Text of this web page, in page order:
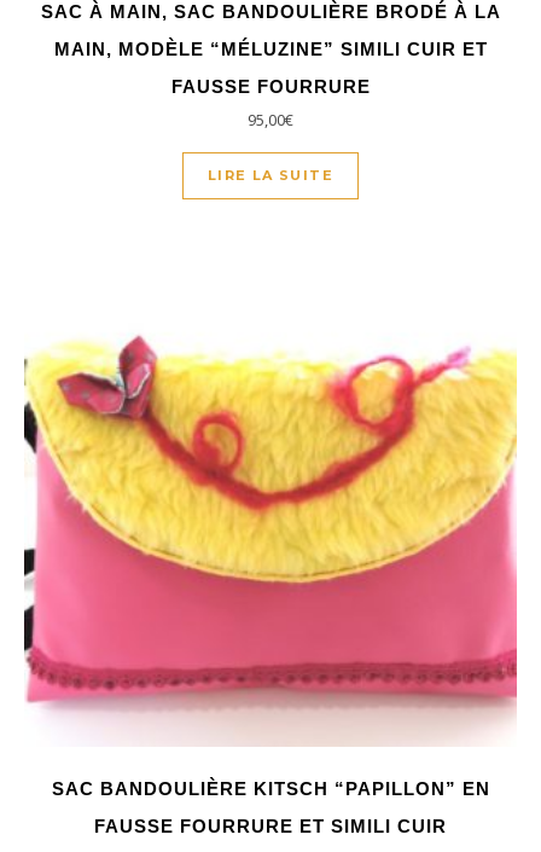
SAC À MAIN, SAC BANDOULIÈRE BRODÉ À LA
MAIN, MODÈLE “MÉLUZINE” SIMILI CUIR ET
FAUSSE FOURRURE
95,00€
LIRE LA SUITE
SAC BANDOULIÈRE KITSCH “PAPILLON” EN
FAUSSE FOURRURE ET SIMILI CUIR